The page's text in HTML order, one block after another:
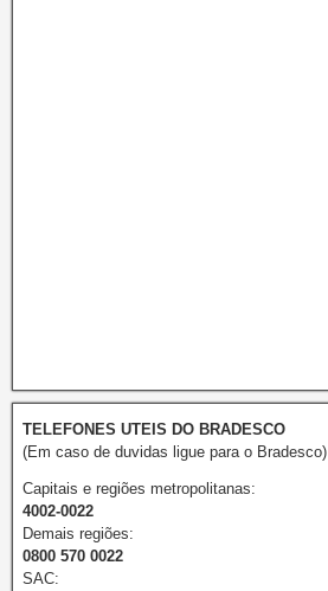
TELEFONES UTEIS DO BRADESCO
(Em caso de duvidas ligue para o Bradesco)
Capitais e regiões metropolitanas:
4002-0022
Demais regiões:
0800 570 0022
SAC: